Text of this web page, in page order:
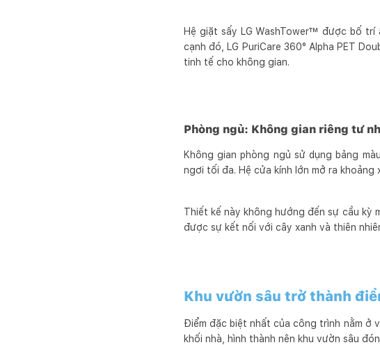
Hệ giặt sấy LG WashTower™ được bố trí
cạnh đó, LG PuriCare 360° Alpha PET
tinh tế cho không gian.
Phòng ngủ: Không gian riêng tư
Không gian phòng ngủ sử dụng bảng
ngơi tối đa. Hệ cửa kính lớn mở ra
Thiết kế này không hướng đến sự cầu kỳ
được sự kết nối với cây xanh và thiên
Khu vườn sâu trở thành
Điểm đặc biệt nhất của công trình nằm ở
khối nhà, hình thành nên khu vườn sâu